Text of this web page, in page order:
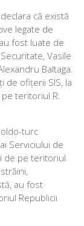
că există
legate de
fost luate de
Vasile
Baltaga.
de ofițerii SIS, la
teritoriul R.
turc
Serviciului de
de pe teritoriul
au fost
Republicii